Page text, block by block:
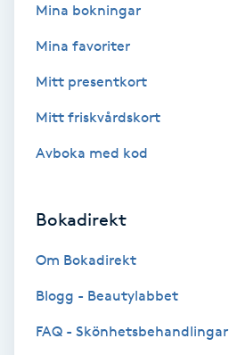
Bottenfärg
Brynformning
Mina bokningar
Mina favoriter
Mitt presentkort
Mitt friskvårdskort
Avboka med kod
Bokadirekt
Om Bokadirekt
Blogg - Beautylabbet
FAQ - Skönhetsbehandlingar